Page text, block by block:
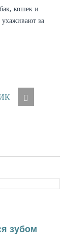
кошек и
ухаживают за
зубом